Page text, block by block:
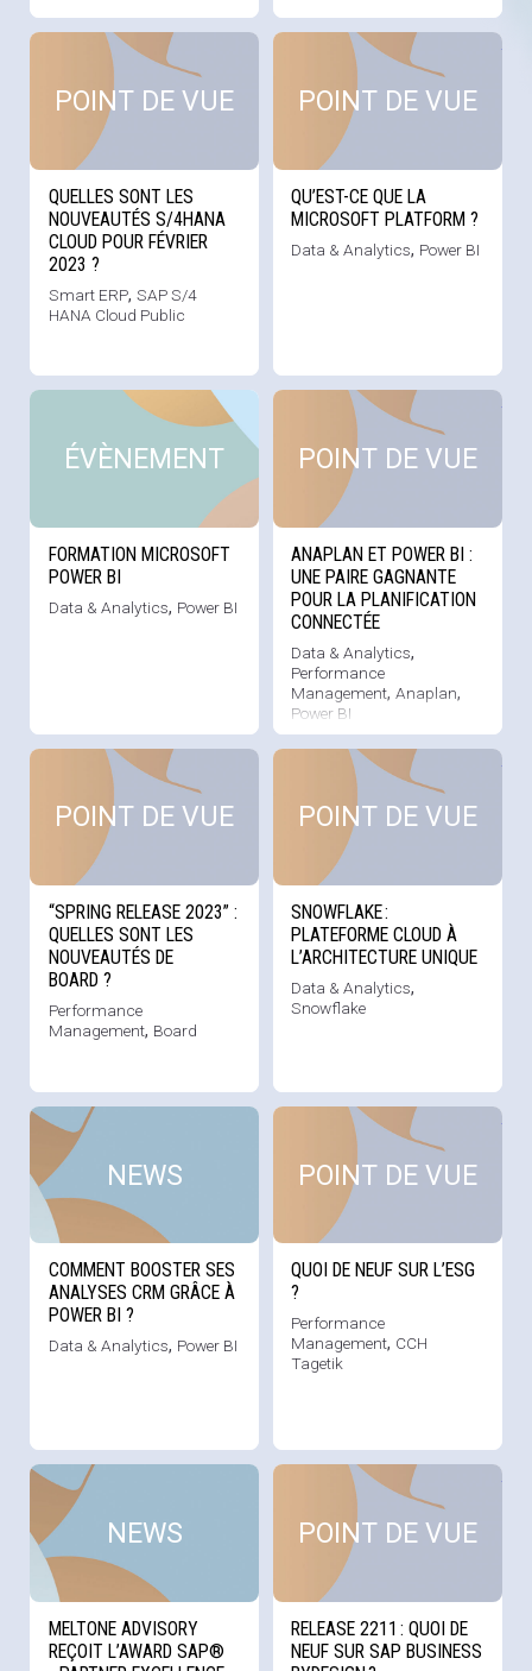
POINT DE VUE
QUELLES SONT LES
NOUVEAUTÉS S/4HANA
CLOUD POUR FÉVRIER
2023 ?
Smart ERP, SAP S/4
HANA Cloud Public
Voir cette news
POINT DE VUE
QU’EST-CE QUE LA
MICROSOFT PLATFORM ?
Data & Analytics, Power BI
ÉVÈNEMENT
FORMATION MICROSOFT
POWER BI
Data & Analytics, Power BI
Voir cette news
POINT DE VUE
ANAPLAN ET POWER BI :
UNE PAIRE GAGNANTE
POUR LA PLANIFICATION
CONNECTÉE
Data & Analytics,
Performance
Management,Anaplan,
Power BI
POINT DE VUE
“SPRING RELEASE 2023” :
QUELLES SONT LES
NOUVEAUTÉS DE
BOARD ?
Performance
Management, Board
Voir cette news
POINT DE VUE
SNOWFLAKE :
PLATEFORME CLOUD À
L’ARCHITECTURE UNIQUE
Data & Analytics,
Snowflake
NEWS
COMMENT BOOSTER SES
ANALYSES CRM GRÂCE À
POWER BI ?
Data & Analytics, Power BI
Voir cette news
POINT DE VUE
QUOI DE NEUF SUR L’ESG
?
Performance
Management, CCH
Tagetik
NEWS
MELTONE ADVISORY
REÇOIT L’AWARD SAP®
Voir cette news
POINT DE VUE
RELEASE 2211 : QUOI DE
NEUF SUR SAP BUSINESS